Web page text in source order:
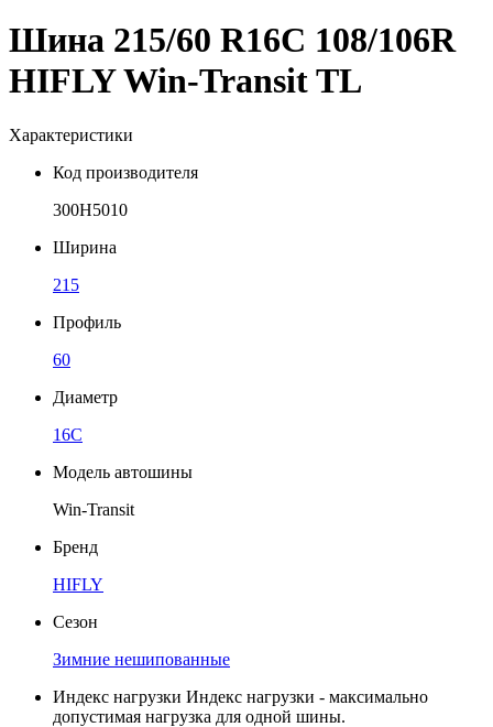
Шина 215/60 R16C 108/106R
HIFLY Win-Transit TL
Характеристики
Код производителя
300H5010
Ширина
215
Профиль
60
Диаметр
16C
Модель автошины
Win-Transit
Бренд
HIFLY
Сезон
Зимние нешипованные
Индекс нагрузки Индекс нагрузки - максимально
допустимая нагрузка для одной шины.